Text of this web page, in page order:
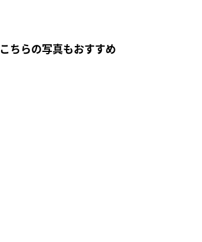
こちらの写真もおすすめ